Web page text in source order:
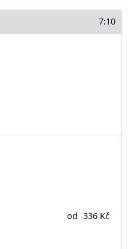
7:10
od 336 Kč